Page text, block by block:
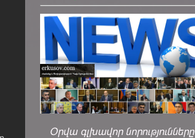
Օրվա գլխավոր նորությունները